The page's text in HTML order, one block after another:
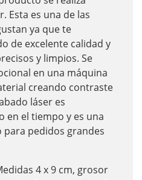
Esta es una de las
ya que te
de excelente calidad y
y limpios. Se
en una máquina
creando contraste
láser es
en el tiempo y es una
pedidos grandes
4 x 9 cm, grosor